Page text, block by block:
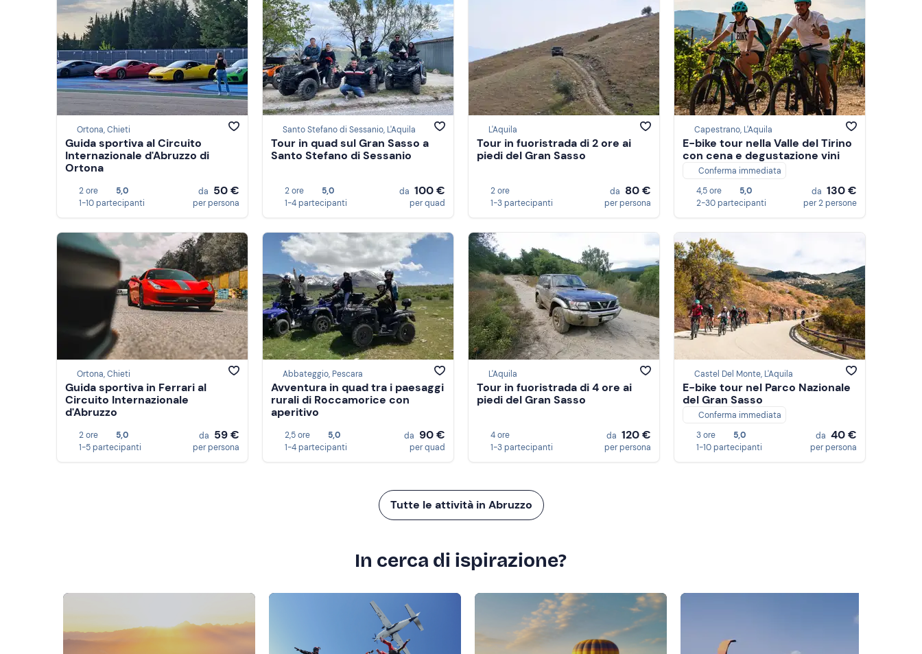
Ortona, Chieti
Guida sportiva al Circuito
Internazionale d'Abruzzo di
Ortona
2 ore
5,0
1-10 partecipanti
da 50 €
per persona
Santo Stefano di Sessanio, L'Aquila
Tour in quad sul Gran Sasso a
Santo Stefano di Sessanio
2 ore
5,0
1-4 partecipanti
da 100 €
per quad
L'Aquila
Tour in fuoristrada di 2 ore ai
piedi del Gran Sasso
2 ore
1-3 partecipanti
da 80 €
per persona
Capestrano, L'Aquila
E-bike tour nella Valle del Tirino
con cena e degustazione vini
Conferma immediata
4,5 ore
5,0
2-30 partecipanti
da 130 €
per 2 persone
Ortona, Chieti
Guida sportiva in Ferrari al
Circuito Internazionale
d'Abruzzo
2 ore
5,0
1-5 partecipanti
da 59 €
per persona
Abbateggio, Pescara
Avventura in quad tra i paesaggi
rurali di Roccamorice con
aperitivo
2,5 ore
5,0
1-4 partecipanti
da 90 €
per quad
L'Aquila
Tour in fuoristrada di 4 ore ai
piedi del Gran Sasso
4 ore
1-3 partecipanti
da 120 €
per persona
Castel Del Monte, L'Aquila
E-bike tour nel Parco Nazionale
del Gran Sasso
Conferma immediata
3 ore
5,0
1-10 partecipanti
da 40 €
per persona
Tutte le attività in Abruzzo
In cerca di ispirazione?